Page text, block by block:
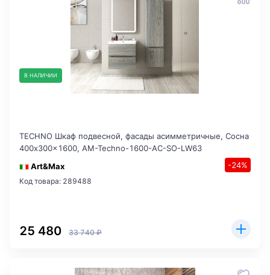
В НАЛИЧИИ
TECHNO Шкаф подвесной, фасады асимметричные, Сосна
400x300x1600, AM-Techno-1600-AC-SO-LW63
Art&Max
-24%
Код товара: 289488
25 480 33 740 ₽